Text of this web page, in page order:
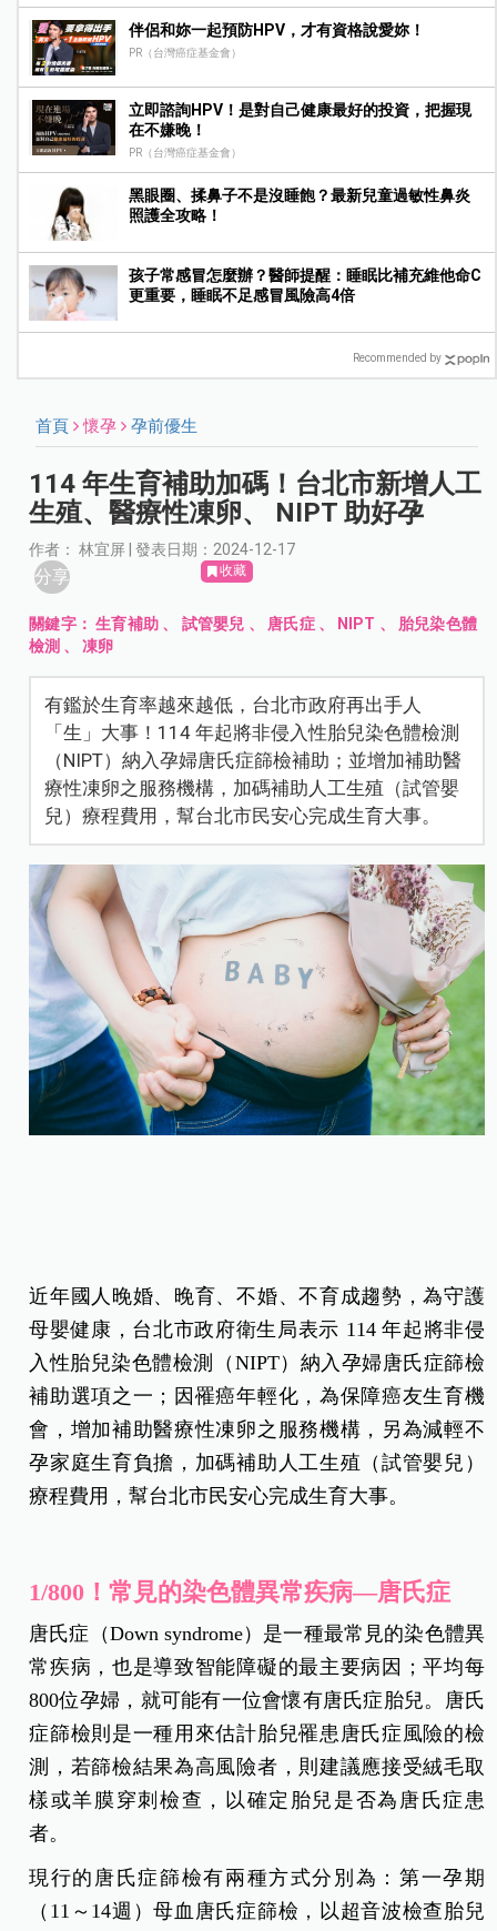
伴侶和妳一起預防HPV，才有資格說愛妳！
PR（台灣癌症基金會）
立即諮詢HPV！是對自己健康最好的投資，把握現
在不嫌晚！
PR（台灣癌症基金會）
黑眼圈、揉鼻子不是沒睡飽？最新兒童過敏性鼻炎
照護全攻略！
孩子常感冒怎麼辦？醫師提醒：睡眠比補充維他命C
更重要，睡眠不足感冒風險高4倍
Recommended by
首頁 懷孕 孕前優生
114 年生育補助加碼！台北市新增人工
生殖、醫療性凍卵、 NIPT 助好孕
作者： 林宜屏 | 發表日期：2024-12-17
分享 收藏
關鍵字：生育補助 、 試管嬰兒 、 唐氏症、 NIPT 、 胎兒染色體
檢測 、凍卵
有鑑於生育率越來越低，台北市政府再出手人
「生」大事！114 年起將非侵入性胎兒染色體檢測
（NIPT）納入孕婦唐氏症篩檢補助；並增加補助醫
療性凍卵之服務機構，加碼補助人工生殖（試管嬰
兒）療程費用，幫台北市民安心完成生育大事。
近年國人晚婚、晚育、不婚、不育成趨勢，為守護
母嬰健康，台北市政府衛生局表示 114 年起將非侵
入性胎兒染色體檢測（NIPT）納入孕婦唐氏症篩檢
補助選項之一；因罹癌年輕化，為保障癌友生育機
會，增加補助醫療性凍卵之服務機構，另為減輕不
孕家庭生育負擔，加碼補助人工生殖（試管嬰兒）
療程費用，幫台北市民安心完成生育大事。
1/800！常見的染色體異常疾病—唐氏症
唐氏症（Down syndrome）是一種最常見的染色體異
常疾病，也是導致智能障礙的最主要病因；平均每
800位孕婦，就可能有一位會懷有唐氏症胎兒。唐氏
症篩檢則是一種用來估計胎兒罹患唐氏症風險的檢
測，若篩檢結果為高風險者，則建議應接受絨毛取
樣或羊膜穿刺檢查，以確定胎兒是否為唐氏症患
者。
現行的唐氏症篩檢有兩種方式分別為：第一孕期
（11～14週）母血唐氏症篩檢，以超音波檢查胎兒